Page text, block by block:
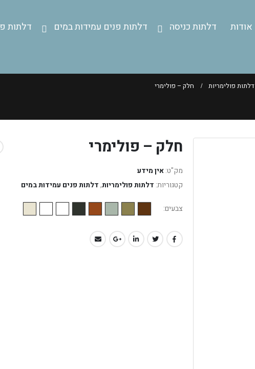
אודות דלתות כניסה דלתות פנים עמידות במים דלתות
דלתות פולימריות חלק – פולימרי
חלק – פולימרי
מק"ט:אין מידע
קטגוריות: דלתות פולימריות, דלתות פנים עמידות במים
צבעים